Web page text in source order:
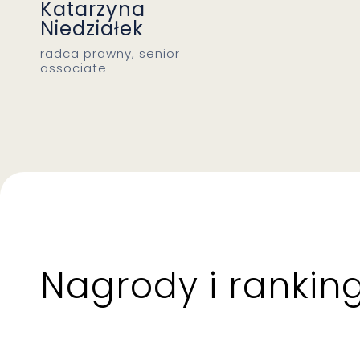
Katarzyna
Niedziałek
radca prawny, senior
associate
Nagrody i